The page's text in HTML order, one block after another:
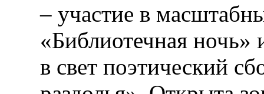
– участие в
«Библиотечная
в свет поэтический